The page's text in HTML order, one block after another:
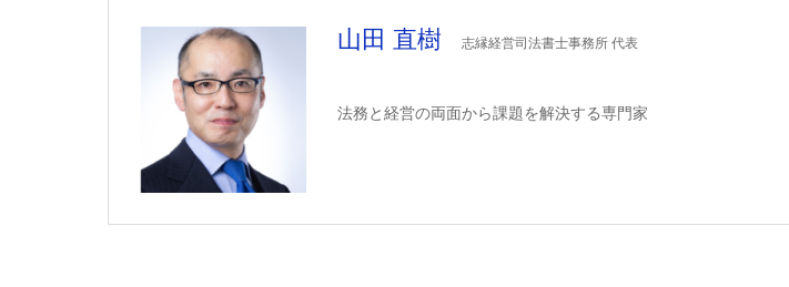
山田 直樹 志縁経営司法書士事務所 代表
法務と経営の両面から課題を解決する専門家